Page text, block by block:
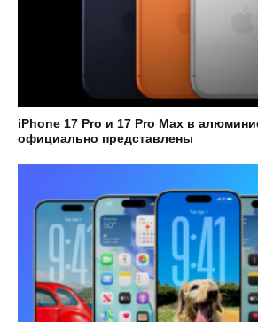
iPhone 17 Pro и 17 Pro Max в
официально представлены